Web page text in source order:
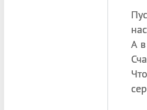
А